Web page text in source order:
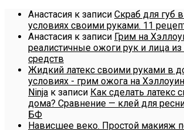
Анастасия к записи Скраб для губ
условиях своими руками. 11
Анастасия к записи Грим на
реалистичные ожоги рук и лица
средств
Жидкий латекс своими руками в
условиях - грим ожога на
Ninja к записи Как сделать латекс
дома? Сравнение — клей для
БФ
Нависшее веко. Простой макияж